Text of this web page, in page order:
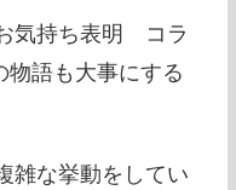
気持ち表明 コラ
物語も大事にする
雑な挙動をしてい